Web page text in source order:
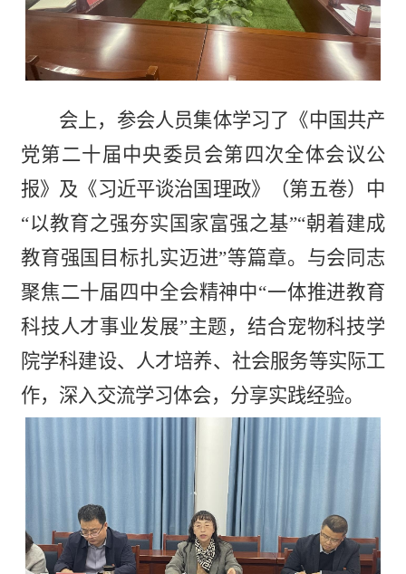
会上， 参会人员集体学习了《中国共产
党第二十届中央委员会第四次全体会议公
报》及《习近平谈治国理政》（第五卷）中
“以教育之强夯实国家富强之基”“朝着建成
教育强国目标扎实迈进”等篇章。与会同志
聚焦二十届四中全会精神中“一体推进教育
科技人才事业发展”主题，结合宠物科技学
院学科建设、人才培养、社会服务等实际工
作，深入交流学习体会，分享实践经验。